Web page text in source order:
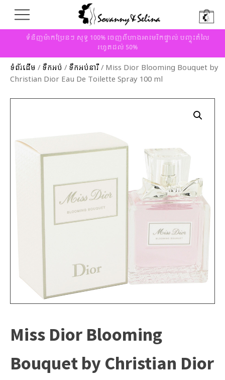
ទំនិញម៉ាកប្រែនៗ សុទ្ធ 100% ចេញពីហាងអាមេរិកផ្ទាល់ បញ្ចុះតំលៃ
រហូតដល់ 50%
ទំព័រដើម / ទឹកអប់ / ទឹកអប់នារី/ Miss Dior Blooming Bouquet by
Christian Dior Eau De Toilette Spray 100 ml
Miss Dior Blooming
Bouquet by Christian Dior